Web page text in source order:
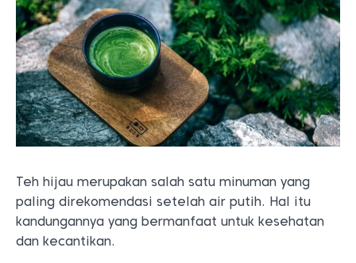
Teh hijau merupakan salah satu minuman yang
paling direkomendasi setelah air putih. Hal itu
kandungannya yang bermanfaat untuk kesehatan
dan kecantikan.